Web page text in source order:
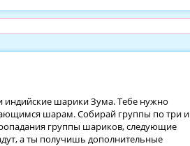
индийские шарики Зума. Тебе нужно
шарам. Собирай группы по три и
группы шариков, следующие
а ты получишь дополнительные